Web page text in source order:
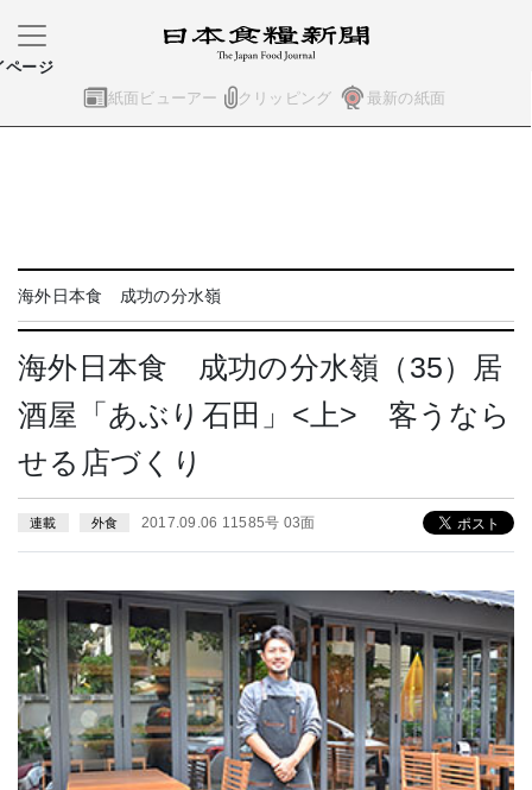
紙面ビューアー クリッピング 最新の紙面
ページ
海外日本食 成功の分水嶺
海外日本食 成功の分水嶺（35）居
酒屋「あぶり石田」<上> 客うなら
せる店づくり
連載 外食 2017.09.06 11585号 03面